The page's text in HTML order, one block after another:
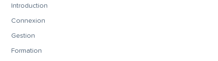
Introduction
Connexion
Gestion
Formation